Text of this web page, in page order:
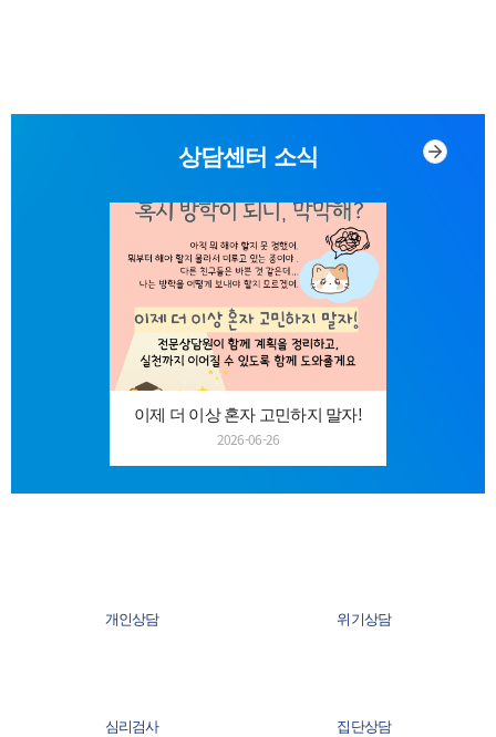
상담센터 소식
이제 더 이상 혼자 고민하지 말자!
2026-06-26
개인상담 위기상담
심리검사 집단상담